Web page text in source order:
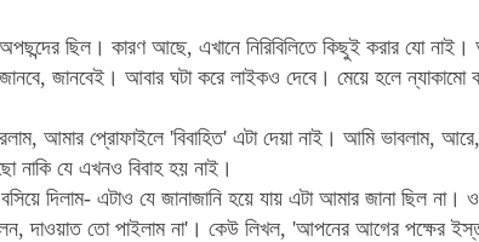
ছিল। কারণ আছে, এখানে নিরিবিলিতে কিছুই করার যো
জানবেই। আবার ঘটা করে লাইকও দেবে। মেয়ে হলে
আমার প্রোফাইলে 'বিবাহিত' এটা দেয়া নাই। আমি ভাবলাম, আরে,
নাকি যে এখনও বিবাহ হয় নাই।
দিলাম- এটাও যে জানাজানি হয়ে যায় এটা আমার জানা ছিল না।
দাওয়াত তো পাইলাম না'। কেউ লিখল, 'আপনের আগের পক্ষের